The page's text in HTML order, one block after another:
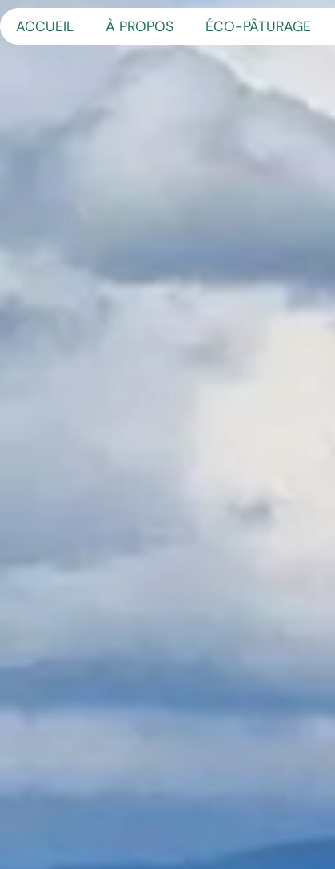
ACCUEIL À PROPOS ÉCO-PÂTURAGE
Panneau de gestion des cookies